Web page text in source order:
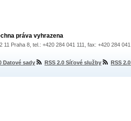
práva vyhrazena
11 Praha 8, tel.: +420 284 041 111, fax: +420 284
Datové sady RSS 2.0 Síťové služby RSS